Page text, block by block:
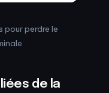
pour perdre le
de la